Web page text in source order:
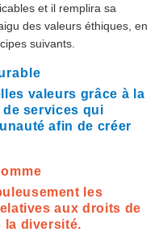
et il remplira sa
des valeurs éthiques, en
suivants.
valeurs grâce à la
services qui
afin de créer
les
aux droits de
la diversité.